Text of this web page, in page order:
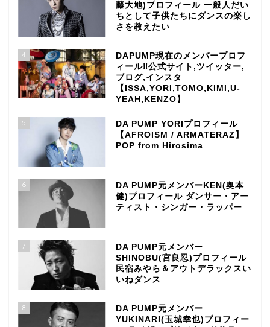
藤大地)プロフィール 一般人だい
ちとして子供たちにダンスの楽し
さを教えたい
4
DAPUMP現在のメンバープロフ
ィール‼公式サイト,ツイッター,
ブログ,インスタ
【ISSA,YORI,TOMO,KIMI,U-
YEAH,KENZO】
5
DA PUMP YORIプロフィール
【AFROISM / ARMATERAZ】
POP from Hirosima
6
DA PUMP元メンバーKEN(奥本
健)プロフィール ダンサー・アー
ティスト・シンガー・ラッパー
7
DA PUMP元メンバー
SHINOBU(宮良忍)プロフィール
民宿みやら＆アウトデラックスい
いねダンス
8
DA PUMP元メンバー
YUKINARI(玉城幸也)プロフィー